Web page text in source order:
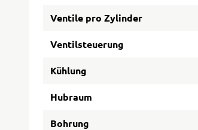
Ventile pro Zylinder
Ventilsteuerung
Kühlung
Hubraum
Bohrung